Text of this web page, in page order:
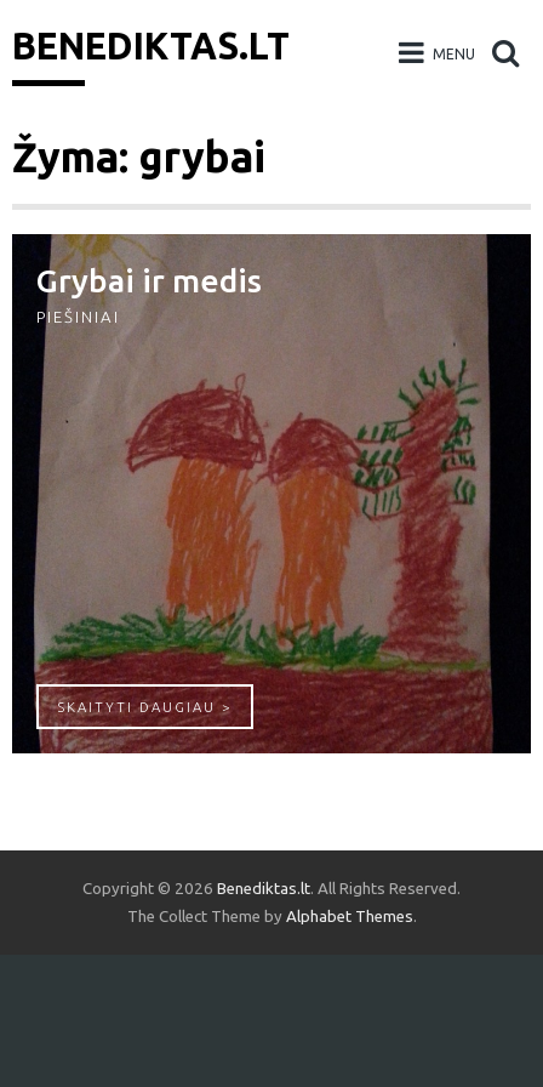
BENEDIKTAS.LT MENU
Skip
to
content
Žyma: grybai
Grybai ir medis
PIEŠINIAI
SKAITYTI DAUGIAU > GRYBAI IR MEDIS
Copyright © 2026 Benediktas.lt. All Rights Reserved.
The Collect Theme by Alphabet Themes.